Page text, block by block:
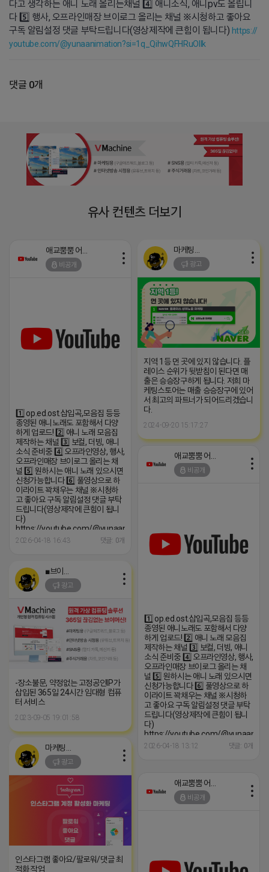
다고 생각하는 애니 노래 올리는채널 4️⃣ 애니소식, 애니pv도 올립니
다 5️⃣ 행사, 오프라인매장 브이로그 올리는 채널 ※시청하고 좋아요
구독 알림설정 댓글 부탁드립니다(영상제작에 큰힘이 됩니다) https://
youtube.com/@yunaanimation?si=1q_QihwQFHRuOIIk
댓글 0개
유사 컨텐츠 더보기
비공개
1️⃣ op.ed.ost.삽입곡,모음집 등등
종영된 애니노래도 포함해서 다양
하게 업로드! 2️⃣ 애니 노래 모음집
제작하는 채널 3️⃣ 보컬, 더빙, 애니
소식 준비중 4️⃣ 오프라인영상, 행사,
오프라인매장 브이로그 올리는 채
널 5️⃣ 원하시는 애니 노래 있으시면
신청가능합니다 6️⃣ 풀영상으로 하
이라이트 꽉채우는 채널 ※시청하
고 좋아요 구독 알림설정 댓글 부탁
드립니다(영상제작에 큰힘이 됩니
다)
https://youtube.com/@yunaanimation?
si=1q_QihwQFHRuOIIk
2026-04-18 16:43 댓글: 0개
광고
지역 1등 먼 곳에 있지 않습니다. 플
레이스 순위가 뒷받침이 된다면 매
출은 승승장구하게 됩니다. 저희 마
케팅스토어는 매출 승승장구에 있어
서 최고의 파트너가 되어드리겠습니
다.
2024-09-20 15:17:27
비공개
1️⃣ op.ed.ost.삽입곡,모음집 등등
종영된 애니노래도 포함해서 다양
하게 업로드! 2️⃣ 애니 노래 모음집
제작하는 채널 3️⃣ 보컬, 더빙, 애니
소식 준비중 4️⃣ 오프라인영상, 행사,
오프라인매장 브이로그 올리는 채
널 5️⃣ 원하시는 애니 노래 있으시면
신청가능합니다 6️⃣ 풀영상으로 하
이라이트 꽉채우는 채널 ※시청하
고 좋아요 구독 알림설정 댓글 부탁
드립니다(영상제작에 큰힘이 됩니
다)
https://youtube.com/
si=1q_QihwQFHRuOIIk
2026-04-18 13:12 댓글: 0개
광고
-장소불문, 약정없는 고정공인IP가
삽입된 365일 24시간 임대형 컴퓨
터 서비스
2023-09-05 19:01:58
광고
인스타그램 좋아요/팔로워/댓글 최
적화 작업
비공개